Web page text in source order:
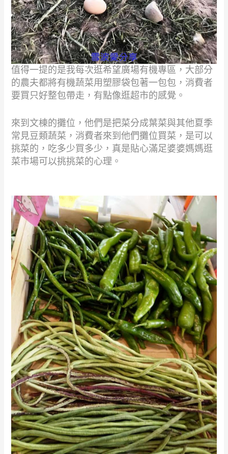
值得一提的是我每次逛希望廣場有機專區，大部分
的農夫都將有機蔬菜用塑膠袋包著一包包，消費者
要買只好整包帶走，有點像逛超市的感覺。
來到文棟的攤位，他們是把菜分成葉菜與其他夏季
常見豆類蔬菜，消費者來到他們攤位買菜，是可以
挑菜的，吃多少買多少，真是貼心滿足婆婆媽媽逛
菜市場可以挑挑菜的心理。